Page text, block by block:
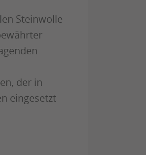
Steinwolle
der in
eingesetzt